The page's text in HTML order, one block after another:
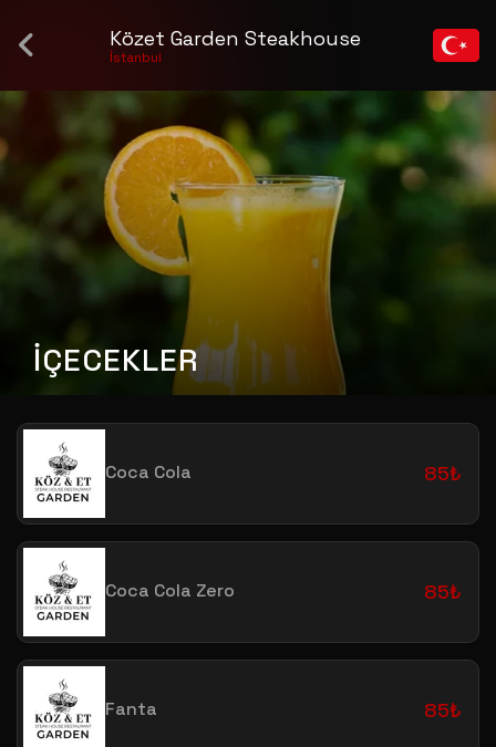
Közet Garden Steakhouse
İstanbul
İÇECEKLER
Coca Cola 85₺
Coca Cola Zero 85₺
Fanta 85₺